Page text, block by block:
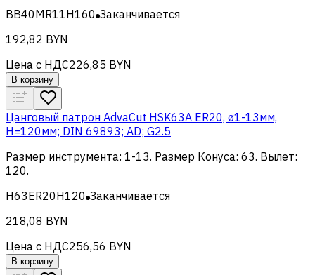
BB40MR11H160 Заканчивается
192,82 BYN
Цена с НДС226,85 BYN
В корзину
Цанговый патрон AdvaCut HSK63A ER20, ø1-13мм,
H=120мм; DIN 69893; AD; G2.5
Размер инструмента: 1-13. Размер Конуса: 63. Вылет:
120.
H63ER20H120 Заканчивается
218,08 BYN
Цена с НДС256,56 BYN
В корзину